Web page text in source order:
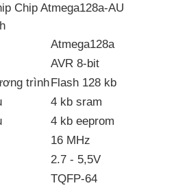
Chip Atmega128a-AU
Atmega128a
AVR 8-bit
trìnhFlash 128 kb
4 kb sram
4 kb eeprom
16 MHz
2.7 - 5,5V
TQFP-64